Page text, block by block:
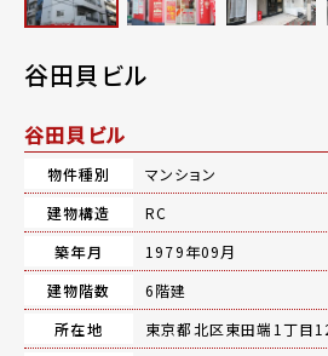
谷田貝ビル
谷田貝ビル
物件種別
マンション
建物構造
RC
築年月
1979年09月
建物階数
6階建
所在地
東京都北区東田端1丁目